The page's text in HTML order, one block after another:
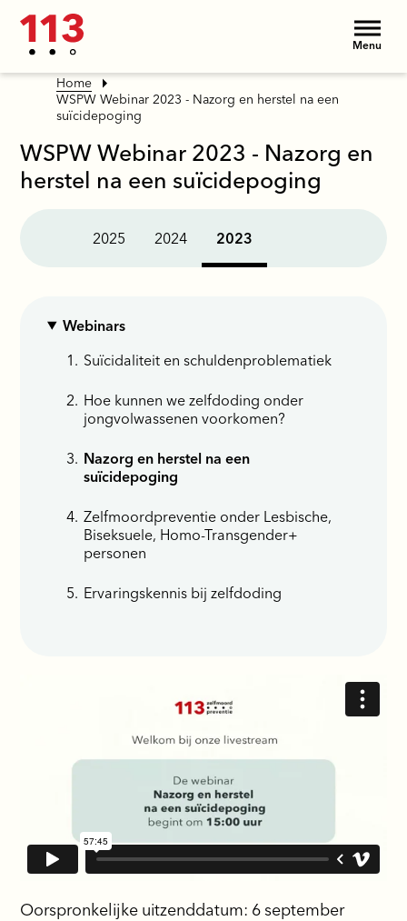
Menu
Home
WSPW Webinar 2023 - Nazorg en herstel na een
suïcidepoging
WSPW Webinar 2023 - Nazorg en
herstel na een suïcidepoging
2025 2024 2023
Webinars
Suïcidaliteit en schuldenproblematiek
Hoe kunnen we zelfdoding onder
jongvolwassenen voorkomen?
Nazorg en herstel na een
suïcidepoging
Zelfmoordpreventie onder Lesbische,
Biseksuele, Homo-Transgender+
personen
Ervaringskennis bij zelfdoding
Oorspronkelijke uitzenddatum: 6 september